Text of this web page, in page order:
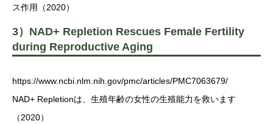
ス作用（2020）
3）NAD+ Repletion Rescues Female Fertility
during Reproductive Aging
https://www.ncbi.nlm.nih.gov/pmc/articles/PMC7063679/
NAD+ Repletionは、生殖年齢の女性の生殖能力を救います
（2020）